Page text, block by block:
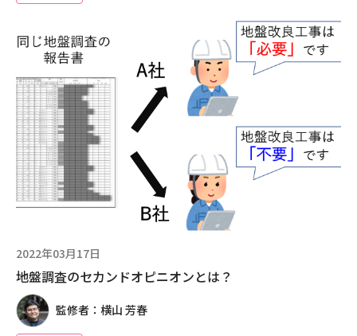
2022年03月17日
地盤調査のセカンドオピニオンとは？
監修者：横山 芳春